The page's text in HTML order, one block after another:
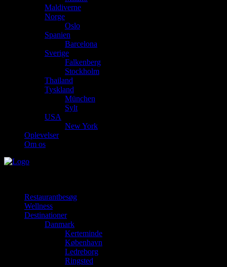
Maldiverne
Norge
Oslo
Spanien
Barcelona
Sverige
Falkenberg
Stockholm
Thailand
Tyskland
München
Sylt
USA
New York
Oplevelser
Om os
Restaurantbesøg
Wellness
Destinationer
Danmark
Kerteminde
København
Ledreborg
Ringsted